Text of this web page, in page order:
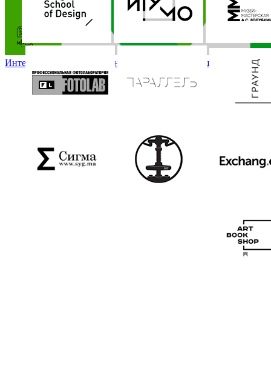
Интенсив по личному брендингу от Пражской школы дизайна